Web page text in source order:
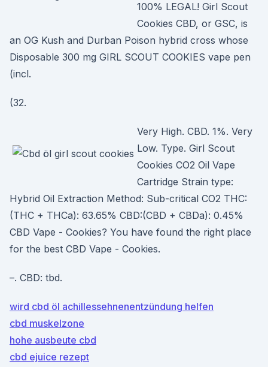
100% LEGAL! Girl Scout
Cookies CBD, or GSC, is
an OG Kush and Durban Poison hybrid cross whose
Disposable 300 mg GIRL SCOUT COOKIES vape pen
(incl.
(32.
Very High. CBD. 1%. Very
Low. Type. Girl Scout
Cookies CO2 Oil Vape
Cartridge Strain type:
Hybrid Oil Extraction Method: Sub-critical CO2 THC:
(THC + THCa): 63.65% CBD:(CBD + CBDa): 0.45%
CBD Vape - Cookies? You have found the right place
for the best CBD Vape - Cookies.
–. CBD: tbd.
wird cbd öl achillessehnenentzündung helfen
cbd muskelzone
hohe ausbeute cbd
cbd ejuice rezept